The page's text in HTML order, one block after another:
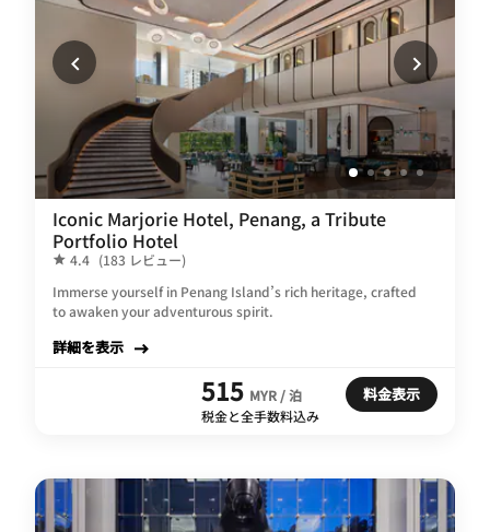
Iconic Marjorie Hotel, Penang, a Tribute
Portfolio Hotel
4.4 (183 レビュー)
Immerse yourself in Penang Island’s rich heritage, crafted
to awaken your adventurous spirit.
詳細を表示
515 MYR / 泊
税金と全手数料込み
料金表示